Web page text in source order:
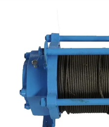
HAUS
PRODUKTE
ÜBER